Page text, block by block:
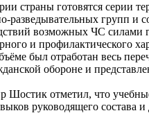
страны готовятся серии
разведывательных групп и
возможных ЧС
и профилактического
был отработан весь
обороне и
отметил, что
руководящего состава